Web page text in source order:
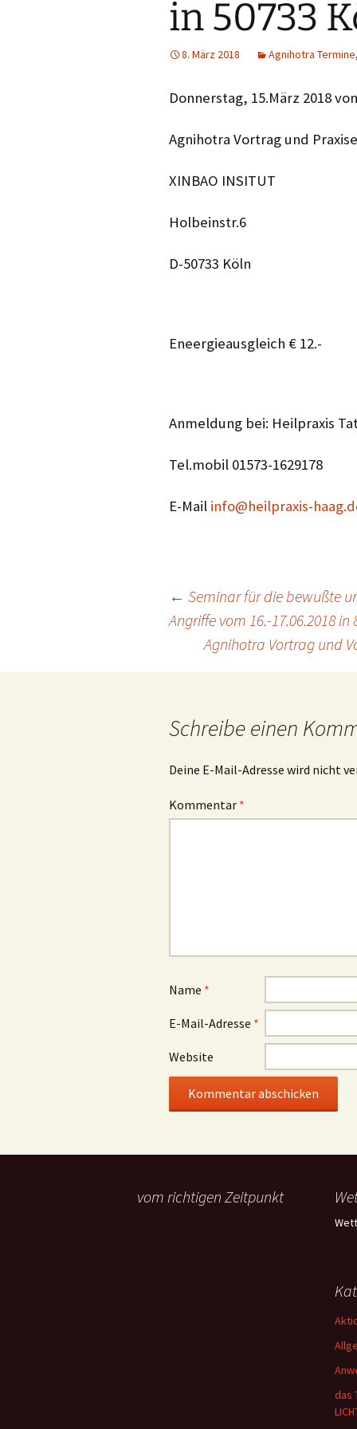
Projektfeld 2
Projektfeld 3
in 50733
8. März 2018 Agnihotra Termine
Donnerstag, 15.März 2018
Agnihotra Vortrag und
XINBAO INSITUT
Holbeinstr.6
D-50733 Köln
Eneergieausgleich € 12.-
Anmeldung bei: Heilpraxis
Tel.mobil 01573-1629178
E-Mail info@heilpraxis-
Beitragsnavigation
← Seminar für die bewußte
Angriffe vom 16.-17.06.2018
Agnihotra Vortrag und
Schreibe einen
Deine E-Mail-Adresse wird nicht
Kommentar *
Name *
E-Mail-Adresse *
Website
vom richtigen Zeitpunkt
das